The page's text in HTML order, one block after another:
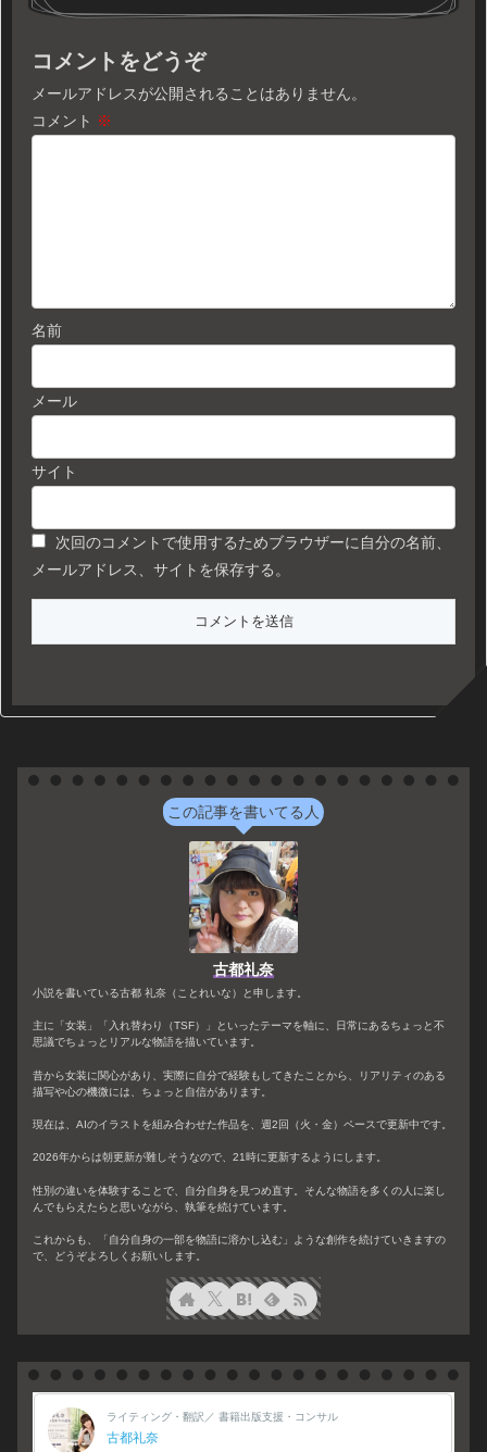
コメントをどうぞ
メールアドレスが公開されることはありません。
コメント ※
名前
メール
サイト
次回のコメントで使用するためブラウザーに自分の名前、
メールアドレス、サイトを保存する。
この記事を書いてる人
古都礼奈
小説を書いている古都 礼奈（ことれいな）と申します。
主に「女装」「入れ替わり（TSF）」といったテーマを軸に、日常にあるちょっと不
思議でちょっとリアルな物語を描いています。
昔から女装に関心があり、実際に自分で経験もしてきたことから、リアリティのある
描写や心の機微には、ちょっと自信があります。
現在は、AIのイラストを組み合わせた作品を、週2回（火・金）ペースで更新中です。
2026年からは朝更新が難しそうなので、21時に更新するようにします。
性別の違いを体験することで、自分自身を見つめ直す。そんな物語を多くの人に楽し
んでもらえたらと思いながら、執筆を続けています。
これからも、「自分自身の一部を物語に溶かし込む」ような創作を続けていきますの
で、どうぞよろしくお願いします。